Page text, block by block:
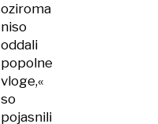
oziroma
niso
oddali
popolne
vloge,«
so
pojasnili